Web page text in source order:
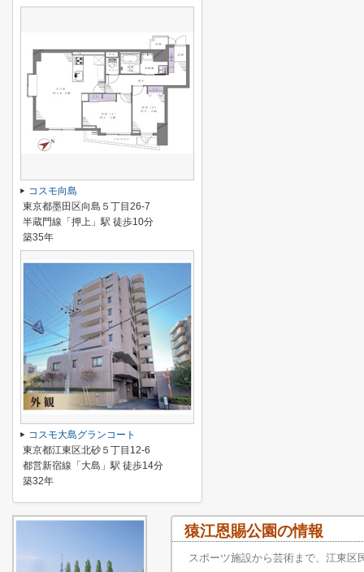
コスモ向島
東京都墨田区向島５丁目26-7
半蔵門線「押上」駅 徒歩10分
築35年
コスモ大島グランコート
東京都江東区北砂５丁目12-6
都営新宿線「大島」駅 徒歩14分
築32年
猿江恩賜公園の情報
スポーツ施設から芸術まで、江東区